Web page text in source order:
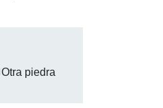
Otra piedra